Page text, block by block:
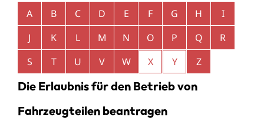
Alphabetisches Register überspringen
A B C D E F G H
I
J
K L M N O P Q
R
S
T U V W X Y Z
Die Erlaubnis für den Betrieb von
Fahrzeugteilen beantragen